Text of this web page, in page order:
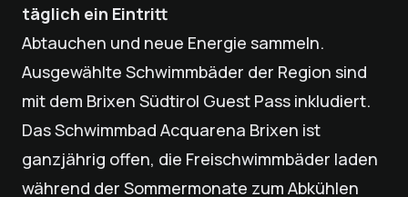
täglich ein Eintritt
Abtauchen und neue Energie sammeln.
Ausgewählte Schwimmbäder der Region sind
mit dem Brixen Südtirol Guest Pass inkludiert.
Das Schwimmbad Acquarena Brixen ist
ganzjährig offen, die Freischwimmbäder laden
während der Sommermonate zum Abkühlen